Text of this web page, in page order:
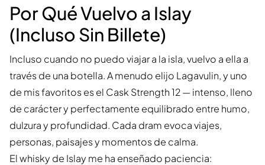
Por Qué Vuelvo a Islay
(Incluso Sin Billete)
Incluso cuando no puedo viajar a la isla, vuelvo a ella a
través de una botella. A menudo elijo Lagavulin, y uno
de mis favoritos es el Cask Strength 12 — intenso, lleno
de carácter y perfectamente equilibrado entre humo,
dulzura y profundidad. Cada dram evoca viajes,
personas, paisajes y momentos de calma.
El whisky de Islay me ha enseñado paciencia: